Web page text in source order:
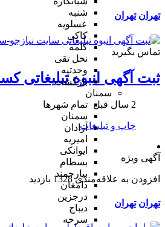
شنبه
عسلویه
کاکی
کلمه
نخل تقی
وحدتیه
بازگشت
سمنان
تمام شهر‌ها
سمنان
آرادان
امیریه
ایوانکی
بسطام
بیارجمند
دامغان
درجزین
دیباج
سرخه
تهران تهران
تماس بگیرید
ثبت آگهی انبوه تبلیغاتی
2 سال قبل
چاپ و تبلیغات
آگهی ویژه
افزودن به علاقه‌مندی 1328 بازدید
تهران تهران